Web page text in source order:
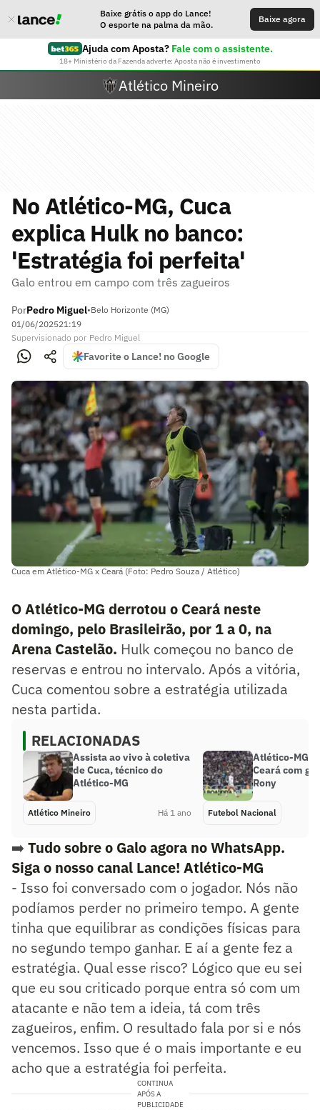
Baixe grátis o app do Lance!
O esporte na palma da mão.
Baixe agora
Ajuda com Aposta? Fale com o assistente.
18+ Ministério da Fazenda adverte: Aposta não é investimento
Atlético Mineiro
No Atlético-MG, Cuca
explica Hulk no banco:
'Estratégia foi perfeita'
Galo entrou em campo com três zagueiros
PorPedro Miguel•Belo Horizonte (MG)
01/06/202521:19
Supervisionado por Pedro Miguel
Favorite o Lance! no Google
Cuca em Atlético-MG x Ceará (Foto: Pedro Souza / Atlético)
O Atlético-MG derrotou o Ceará neste
domingo, pelo Brasileirão, por 1 a 0, na
Arena Castelão. Hulk começou no banco de
reservas e entrou no intervalo. Após a vitória,
Cuca comentou sobre a estratégia utilizada
nesta partida.
RELACIONADAS
Assista ao vivo à coletiva
de Cuca, técnico do
Atlético-MG
Atlético Mineiro Há 1 ano
Atlético-MG
Ceará com
Rony
Futebol Nacional
➡️ Tudo sobre o Galo agora no WhatsApp.
Siga o nosso canal Lance! Atlético-MG
- Isso foi conversado com o jogador. Nós não
podíamos perder no primeiro tempo. A gente
tinha que equilibrar as condições físicas para
no segundo tempo ganhar. E aí a gente fez a
estratégia. Qual esse risco? Lógico que eu sei
que eu sou criticado porque entra só com um
atacante e não tem a ideia, tá com três
zagueiros, enfim. O resultado fala por si e nós
vencemos. Isso que é o mais importante e eu
acho que a estratégia foi perfeita.
CONTINUA
APÓS A
PUBLICIDADE